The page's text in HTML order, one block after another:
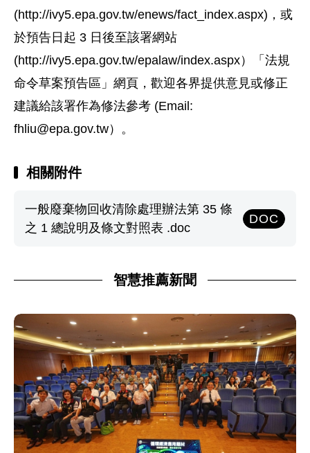
(http://ivy5.epa.gov.tw/enews/fact_index.aspx)，或
於預告日起 3 日後至該署網站
(http://ivy5.epa.gov.tw/epalaw/index.aspx）「法規
命令草案預告區」網頁，歡迎各界提供意見或修正
建議給該署作為修法參考 (Email:
fhliu@epa.gov.tw）。
相關附件
一般廢棄物回收清除處理辦法第 35 條
之 1 總說明及條文對照表 .doc
DOC
智慧推薦新聞